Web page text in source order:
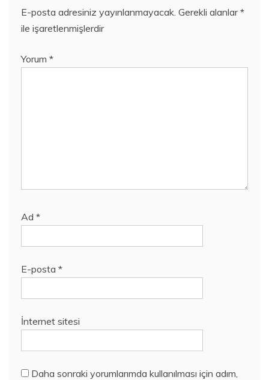
E-posta adresiniz yayınlanmayacak. Gerekli alanlar*
ile işaretlenmişlerdir
Yorum *
Ad *
E-posta *
İnternet sitesi
Daha sonraki yorumlarımda kullanılması için adım,